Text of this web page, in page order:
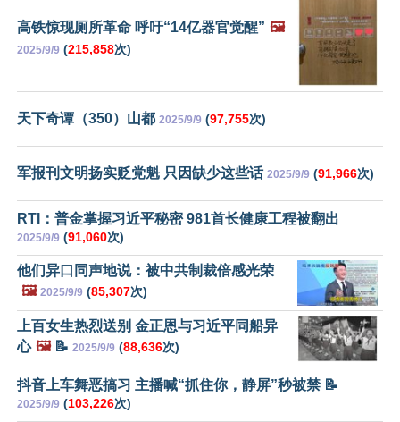
高铁惊现厕所革命 呼吁“14亿器官觉醒” 🖼️
2025/9/9 (215,858次)
天下奇谭（350）山都 2025/9/9 (97,755次)
军报刊文明扬实贬党魁 只因缺少这些话 2025/9/9 (91,966次)
RTI：普金掌握习近平秘密 981首长健康工程被翻出
2025/9/9 (91,060次)
他们异口同声地说：被中共制裁倍感光荣
🖼️ 2025/9/9 (85,307次)
上百女生热烈送别 金正恩与习近平同船异
心 🖼️📝 2025/9/9 (88,636次)
抖音上车舞恶搞习 主播喊“抓住你，静屏”秒被禁 📝
2025/9/9 (103,226次)